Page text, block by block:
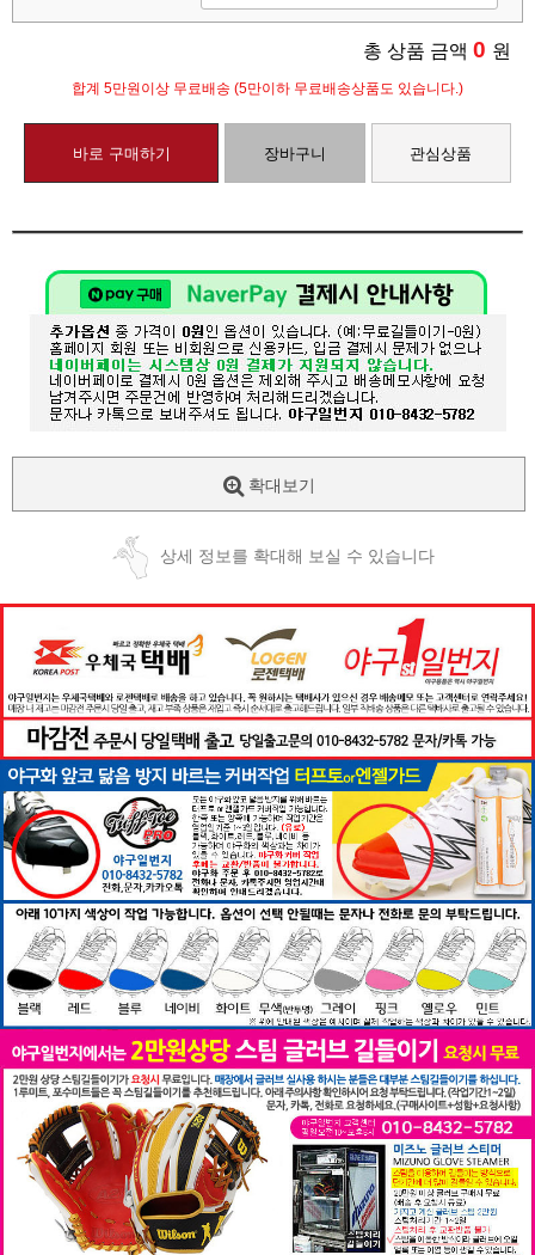
총 상품 금액 0 원
합계 5만원이상 무료배송 (5만이하 무료배송상품도 있습니다.)
바로 구매하기 장바구니 관심상품
확대보기
상세 정보를 확대해 보실 수 있습니다